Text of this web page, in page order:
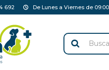
692 De Lunes a Viernes de 09:00